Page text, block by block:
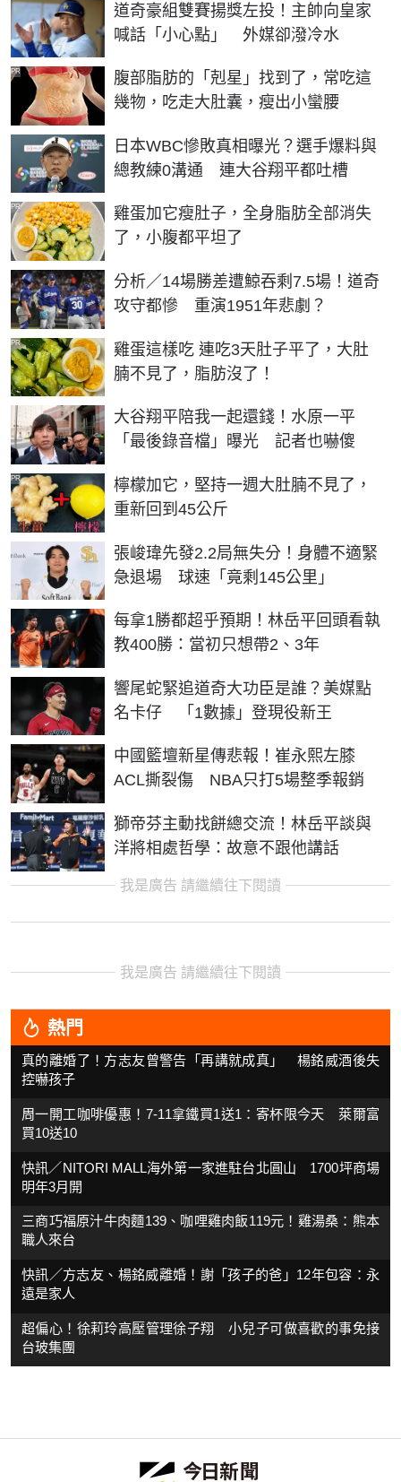
道奇豪組雙賽揚獎左投！主帥向皇家
喊話「小心點」 外媒卻潑冷水
腹部脂肪的「剋星」找到了，常吃這
幾物，吃走大肚囊，瘦出小蠻腰
PR
日本WBC慘敗真相曝光？選手爆料與
總教練0溝通 連大谷翔平都吐槽
雞蛋加它瘦肚子，全身脂肪全部消失
了，小腹都平坦了
PR
分析／14場勝差遭鯨吞剩7.5場！道奇
攻守都慘 重演1951年悲劇？
雞蛋這樣吃 連吃3天肚子平了，大肚
腩不見了，脂肪沒了！
PR
大谷翔平陪我一起還錢！水原一平
「最後錄音檔」曝光 記者也嚇傻
檸檬加它，堅持一週大肚腩不見了，
重新回到45公斤
PR
張峻瑋先發2.2局無失分！身體不適緊
急退場 球速「竟剩145公里」
每拿1勝都超乎預期！林岳平回頭看執
教400勝：當初只想帶2、3年
響尾蛇緊追道奇大功臣是誰？美媒點
名卡仔 「1數據」登現役新王
中國籃壇新星傳悲報！崔永熙左膝
ACL撕裂傷 NBA只打5場整季報銷
獅帝芬主動找餅總交流！林岳平談與
洋將相處哲學：故意不跟他講話
我是廣告 請繼續往下閱讀
我是廣告 請繼續往下閱讀
熱門
真的離婚了！方志友曾警告「再講就成真」 楊銘威酒後失
控嚇孩子
周一開工咖啡優惠！7-11拿鐵買1送1：寄杯限今天 萊爾富
買10送10
快訊／NITORI MALL海外第一家進駐台北圓山 1700坪商場
明年3月開
三商巧福原汁牛肉麵139、咖哩雞肉飯119元！雞湯桑：熊本
職人來台
快訊／方志友、楊銘威離婚！謝「孩子的爸」12年包容：永
遠是家人
超偏心！徐莉玲高壓管理徐子翔 小兒子可做喜歡的事免接
台玻集團